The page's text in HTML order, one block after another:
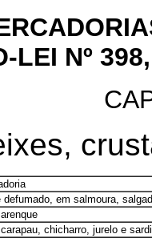
LEI Nº
defumado, em salmoura,
chicharro, jurelo e